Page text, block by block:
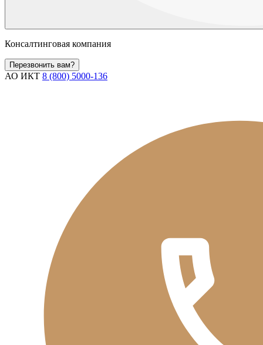
Консалтинговая компания
Перезвонить вам?
АО ИКТ 8 (800) 5000-136